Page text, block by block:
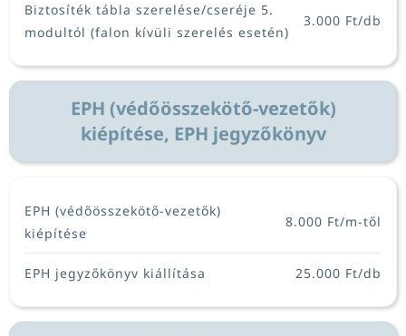
Biztosíték tábla szerelése/cseréje 5.
modultól (falon kívüli szerelés esetén)
3.000 Ft/db
EPH (védőösszekötő-vezetők)
kiépítése, EPH jegyzőkönyv
EPH (védőösszekötő-vezetők)
kiépítése
8.000 Ft/m-től
EPH jegyzőkönyv kiállítása 25.000 Ft/db